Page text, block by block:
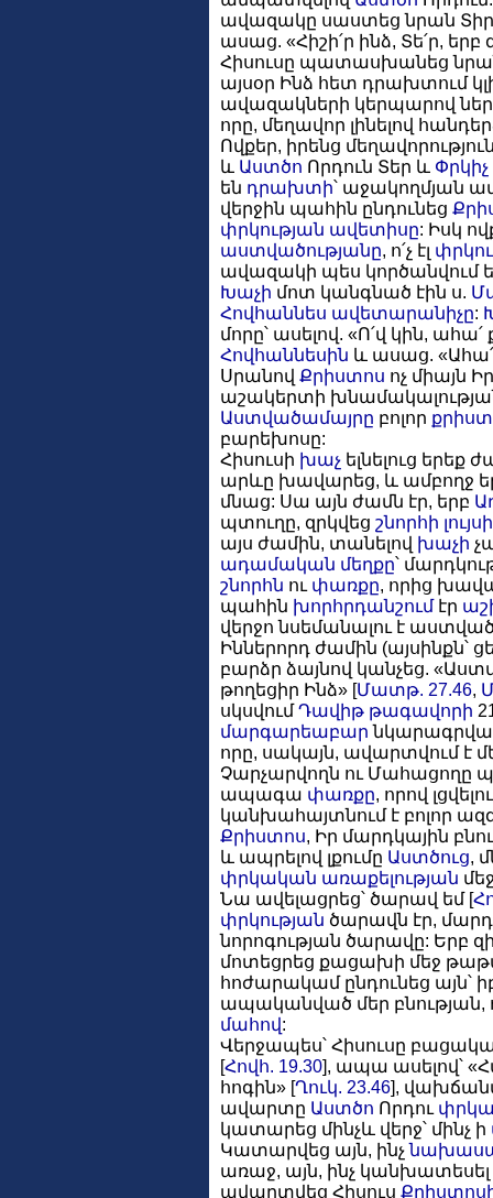
ավազակը սաստեց նրան
ասաց. «Հիշի՛ր ինձ, Տե՛ր,
Հիսուսը պատասխանեց
այսօր Ինձ հետ դրախտում
ավազակների կերպարով
որը, մեղավոր լինելով
Ովքեր, իրենց
և Աստծո Որդուն Տեր և Փրկիչ
են դրախտի՝ աջակողմյան
վերջին պահին ընդունեց
փրկության ավետիսը: Իսկ
աստվածությանը, ո՛չ էլ
ավազակի պես կործանվում
Խաչի մոտ կանգնած էին ս.
Հովհաննես ավետարանիչը:
մորը՝ ասելով. «Ո՛վ կին,
Հովհաննեսին և ասաց. «Ահա՛
Սրանով Քրիստոս ոչ միայն
աշակերտի
Աստվածամայրը բոլոր
բարեխոսը:
Հիսուսի խաչ ելնելուց երեք
արևը խավարեց, և ամբողջ
մնաց: Սա այն ժամն էր, երբ
պտուղը, զրկվեց շնորհի
այս ժամին, տանելով խաչի
ադամական մեղքը՝
շնորհն ու փառքը, որից
պահին խորհրդանշումէր
վերջո նսեմանալու է
Իններորդ ժամին (այսինքն՝
բարձր ձայնով կանչեց.
թողեցիր Ինձ» [Մատթ. 27.46,
սկսվումԴավիթ թագավորի
մարգարեաբար
որը, սակայն, ավարտվում է
Չարչարվողն ու Մահացողը
ապագա փառքը, որով
կանխահայտնում է բոլոր
Քրիստոս, Իր մարդկային
և ապրելով լքումը Աստծուց,
փրկական առաքելության
Նա ավելացրեց՝ ծարավ եմ [
փրկության ծարավն էր,
նորոգության ծարավը: Երբ
մոտեցրեց քացախի մեջ
հոժարակամ ընդունեց այն՝
ապականված մեր բնության,
մահով:
Վերջապես՝ Հիսուսը
[Հովհ. 19.30], ապա ասելով՝
հոգին» [Ղուկ. 23.46],
ավարտը Աստծո Որդու
կատարեց մինչև վերջ՝ մինչ ի
Կատարվեց այն, ինչ
առաջ, այն, ինչ կանխատեսել
ավարտվեց Հիսուս